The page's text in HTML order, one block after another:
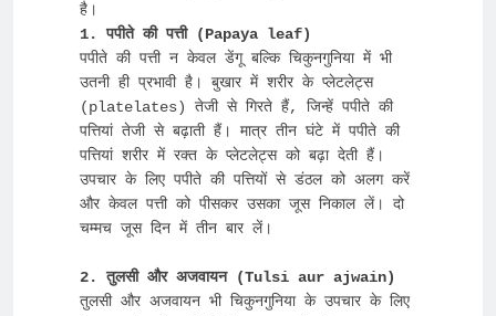
पपीते की पत्ती न केवल डेंगू बल्कि चिकुनगुनिया में भी
उतनी ही प्रभावी है। बुखार में शरीर के प्लेटलेट्स
(platelates) तेजी से गिरते हैं, जिन्हें पपीते की
पत्तियां तेजी से बढ़ाती हैं। मात्र तीन घंटे में पपीते की
पत्तियां शरीर में रक्त के प्लेटलेट्स को बढ़ा देती हैं।
उपचार के लिए पपीते की पत्तियों से डंठल को अलग करें
और केवल पत्ती को पीसकर उसका जूस निकाल लें। दो
चम्मच जूस दिन में तीन बार लें।
2. तुलसी और अजवायन (Tulsi aur ajwain)
तुलसी और अजवायन भी चिकुनगुनिया के उपचार के लिए